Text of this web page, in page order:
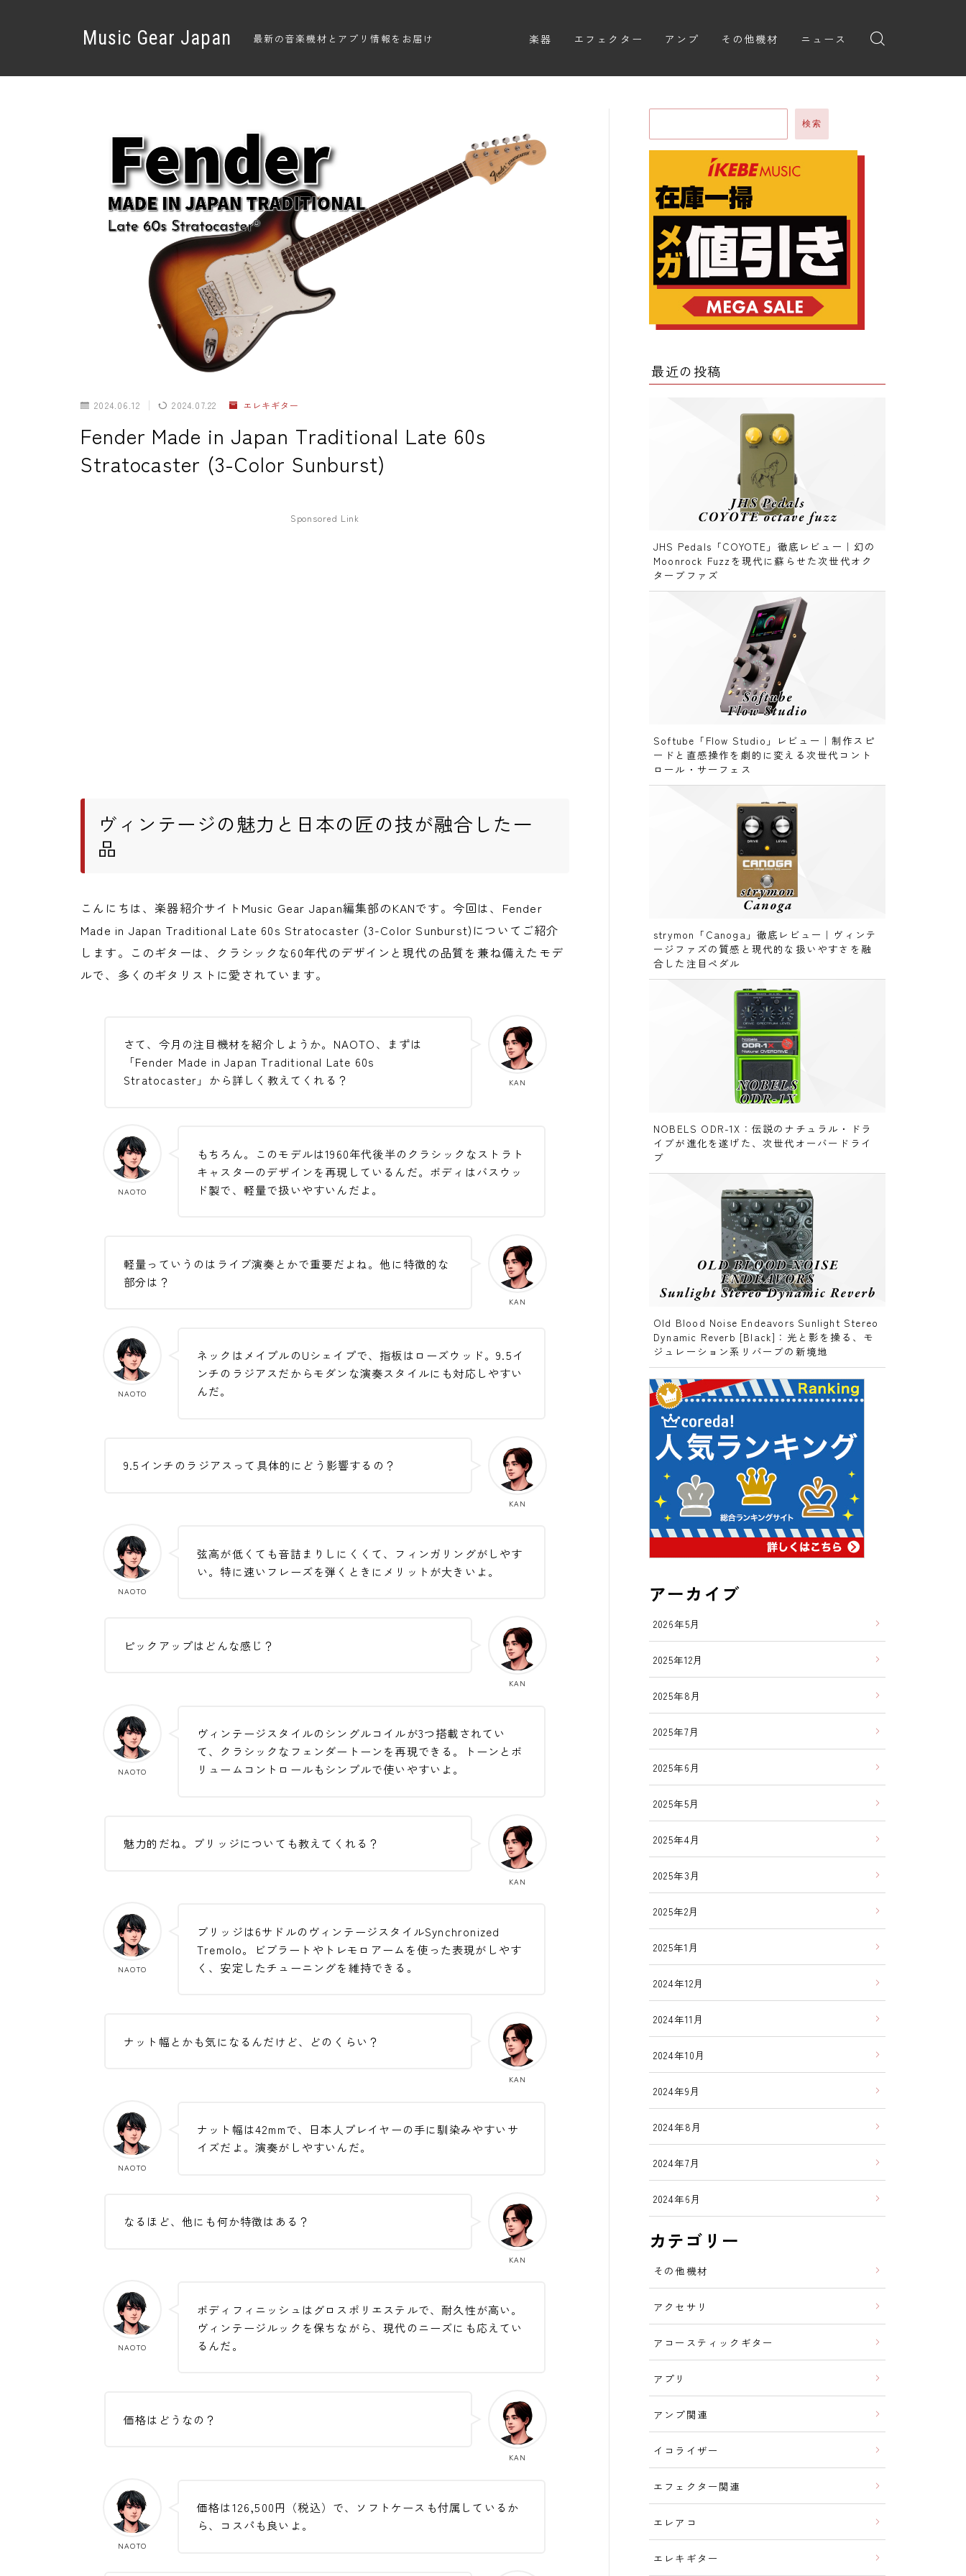
Music Gear Japan 最新の音楽機材とアプリ情報をお届け 楽器
アコースティックギター
エレアコ
エフェクター アンプ その他機材
アクセサリ
ニュース
弾いてみた
2024.06.12 2024.07.22 エレキギター
Fender Made in Japan Traditional Late 60s
Stratocaster (3-Color Sunburst)
Sponsored Link
ヴィンテージの魅力と日本の匠の技が融合した一
品
こんにちは、楽器紹介サイトMusic Gear Japan編集部のKANです。今回は、Fender
Made in Japan Traditional Late 60s Stratocaster (3-Color Sunburst)についてご紹介
します。このギターは、クラシックな60年代のデザインと現代の品質を兼ね備えたモデ
ルで、多くのギタリストに愛されています。
KAN
さて、今月の注目機材を紹介しようか。NAOTO、まずは
「Fender Made in Japan Traditional Late 60s
Stratocaster」から詳しく教えてくれる？
NAOTO
もちろん。このモデルは1960年代後半のクラシックなストラト
キャスターのデザインを再現しているんだ。ボディはバスウッ
ド製で、軽量で扱いやすいんだよ。
KAN
軽量っていうのはライブ演奏とかで重要だよね。他に特徴的な
部分は？
NAOTO
ネックはメイプルのUシェイプで、指板はローズウッド。9.5イ
ンチのラジアスだからモダンな演奏スタイルにも対応しやすい
んだ。
KAN
9.5インチのラジアスって具体的にどう影響するの？
NAOTO
弦高が低くても音詰まりしにくくて、フィンガリングがしやす
い。特に速いフレーズを弾くときにメリットが大きいよ。
KAN
ピックアップはどんな感じ？
NAOTO
ヴィンテージスタイルのシングルコイルが3つ搭載されてい
て、クラシックなフェンダートーンを再現できる。トーンとボ
リュームコントロールもシンプルで使いやすいよ。
KAN
魅力的だね。ブリッジについても教えてくれる？
NAOTO
ブリッジは6サドルのヴィンテージスタイルSynchronized
Tremolo。ビブラートやトレモロアームを使った表現がしやす
く、安定したチューニングを維持できる。
KAN
ナット幅とかも気になるんだけど、どのくらい？
NAOTO
ナット幅は42mmで、日本人プレイヤーの手に馴染みやすいサ
イズだよ。演奏がしやすいんだ。
KAN
なるほど、他にも何か特徴はある？
NAOTO
ボディフィニッシュはグロスポリエステルで、耐久性が高い。
ヴィンテージルックを保ちながら、現代のニーズにも応えてい
るんだ。
KAN
価格はどうなの？
NAOTO
価格は126,500円（税込）で、ソフトケースも付属しているか
ら、コスパも良いよ。
検索
最近の投稿
JHS Pedals「COYOTE」徹底レビュー｜幻の
Moonrock Fuzzを現代に蘇らせた次世代オク
ターブファズ
Softube「Flow Studio」レビュー｜制作スピ
ードと直感操作を劇的に変える次世代コント
ロール・サーフェス
strymon「Canoga」徹底レビュー｜ヴィンテ
ージファズの質感と現代的な扱いやすさを融
合した注目ペダル
NOBELS ODR-1X：伝説のナチュラル・ドラ
イブが進化を遂げた、次世代オーバードライ
ブ
Old Blood Noise Endeavors Sunlight Stereo
Dynamic Reverb [Black]：光と影を操る、モ
ジュレーション系リバーブの新境地
アーカイブ
2026年5月
2025年12月
2025年8月
2025年7月
2025年6月
2025年5月
2025年4月
2025年3月
2025年2月
2025年1月
2024年12月
2024年11月
2024年10月
2024年9月
2024年8月
2024年7月
2024年6月
カテゴリー
その他機材
アクセサリ
アコースティックギター
アプリ
アンプ関連
イコライザー
エフェクター関連
エレアコ
エレキギター